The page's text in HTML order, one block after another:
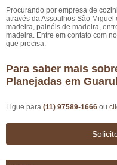
Procurando por empresa de
através da Assoalhos São
madeira, painéis de madeira,
madeira. Entre em contato com
que precisa.
Para saber mais
Planejadas em
Ligue para (11) 97589-1666 ou